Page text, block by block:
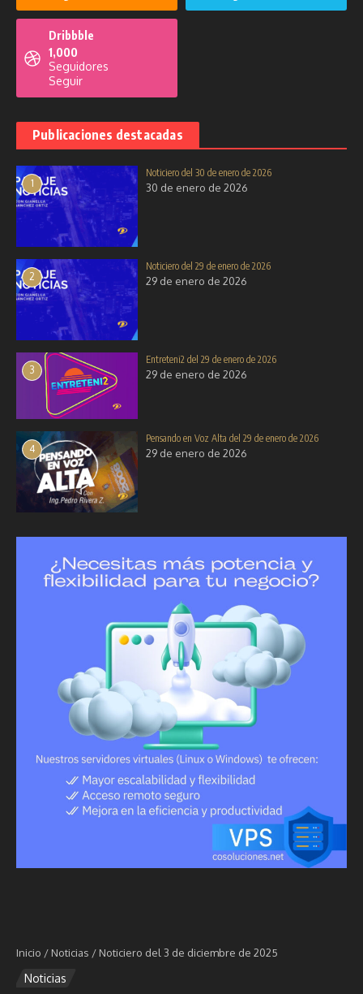
2026
20 de enero de 2026
Noticiero del 10 de noviembre de
2025
10 de noviembre de 2025
Solo por Hoy del 7 de octubre de
2025
7 de octubre de 2025
Dribbble
1,000
Seguidores
Seguir
Publicaciones destacadas
1
Noticiero del 30 de enero de 2026
30 de enero de 2026
2
Noticiero del 29 de enero de 2026
29 de enero de 2026
3
Entreteni2 del 29 de enero de 2026
29 de enero de 2026
4
Pensando en Voz Alta del 29 de enero de 2026
29 de enero de 2026
Inicio / Noticias / Noticiero del 3 de diciembre de 2025
Noticias